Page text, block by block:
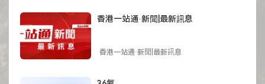
香港一站通·新聞|最新訊息
香港一站通·新聞|最新訊息